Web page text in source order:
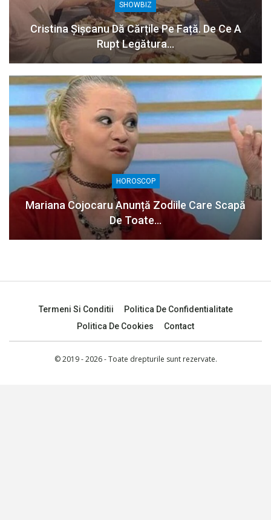
SHOWBIZ
Cristina Șișcanu Dă Cărțile Pe Față. De Ce A
Rupt Legătura…
HOROSCOP
Mariana Cojocaru Anunță Zodiile Care Scapă
De Toate…
Termeni Si Conditii
Politica De Confidentialitate
Politica De Cookies
Contact
© 2019 - 2026 - Toate drepturile sunt rezervate.